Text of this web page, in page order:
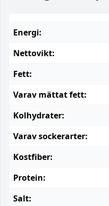
Energi:
Nettovikt:
Fett:
Varav mättat fett:
Kolhydrater:
Varav sockerarter:
Kostfiber:
Protein:
Salt: